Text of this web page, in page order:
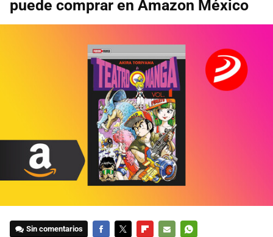
puede comprar en Amazon México
Sin comentarios